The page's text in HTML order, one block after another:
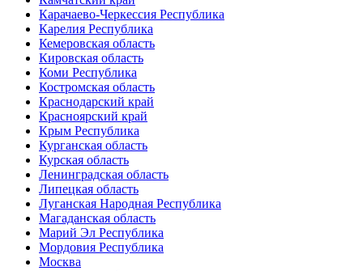
Карачаево-Черкессия Республика
Карелия Республика
Кемеровская область
Кировская область
Коми Республика
Костромская область
Краснодарский край
Красноярский край
Крым Республика
Курганская область
Курская область
Ленинградская область
Липецкая область
Луганская Народная Республика
Магаданская область
Марий Эл Республика
Мордовия Республика
Москва